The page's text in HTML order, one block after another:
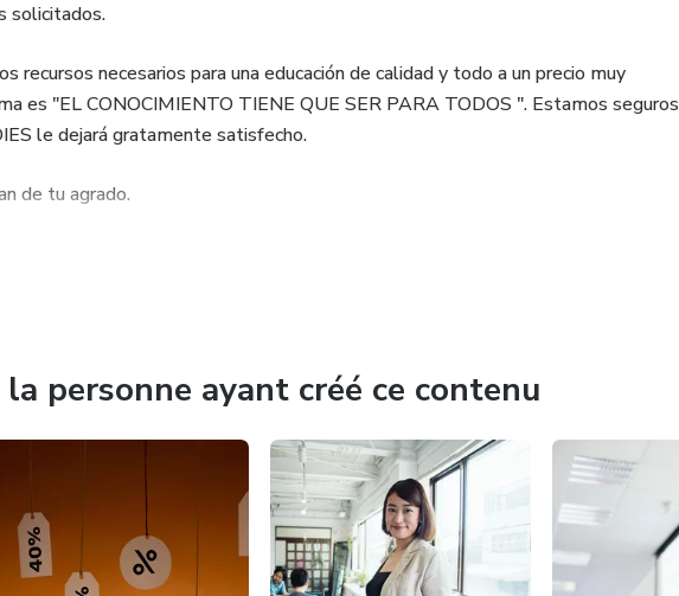
solicitados.
recursos necesarios para una educación de calidad y todo a un precio muy
es "EL CONOCIMIENTO TIENE QUE SER PARA TODOS ". Estamos seguros
le dejará gratamente satisfecho.
de tu agrado.
personne ayant créé ce contenu